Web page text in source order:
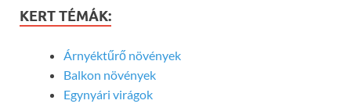
KERT TÉMÁK:
Árnyéktűrő növények
Balkon növények
Egynyári virágok